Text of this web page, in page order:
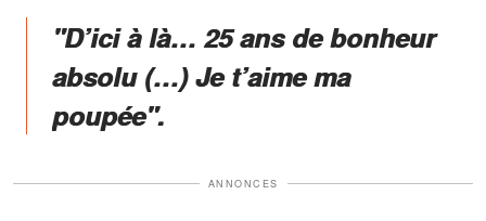
"D’ici à là… 25 ans de bonheur
absolu (…) Je t’aime ma
poupée".
ANNONCES